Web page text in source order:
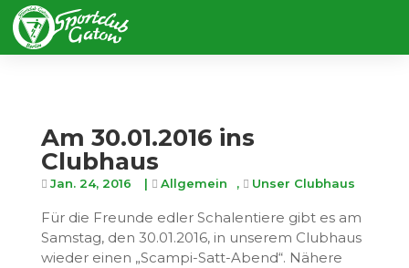
Am 30.01.2016 ins
Clubhaus
Jan. 24, 2016 | Allgemein , Unser Clubhaus
Für die Freunde edler Schalentiere gibt es am
Samstag, den 30.01.2016, in unserem Clubhaus
wieder einen „Scampi-Satt-Abend“. Nähere